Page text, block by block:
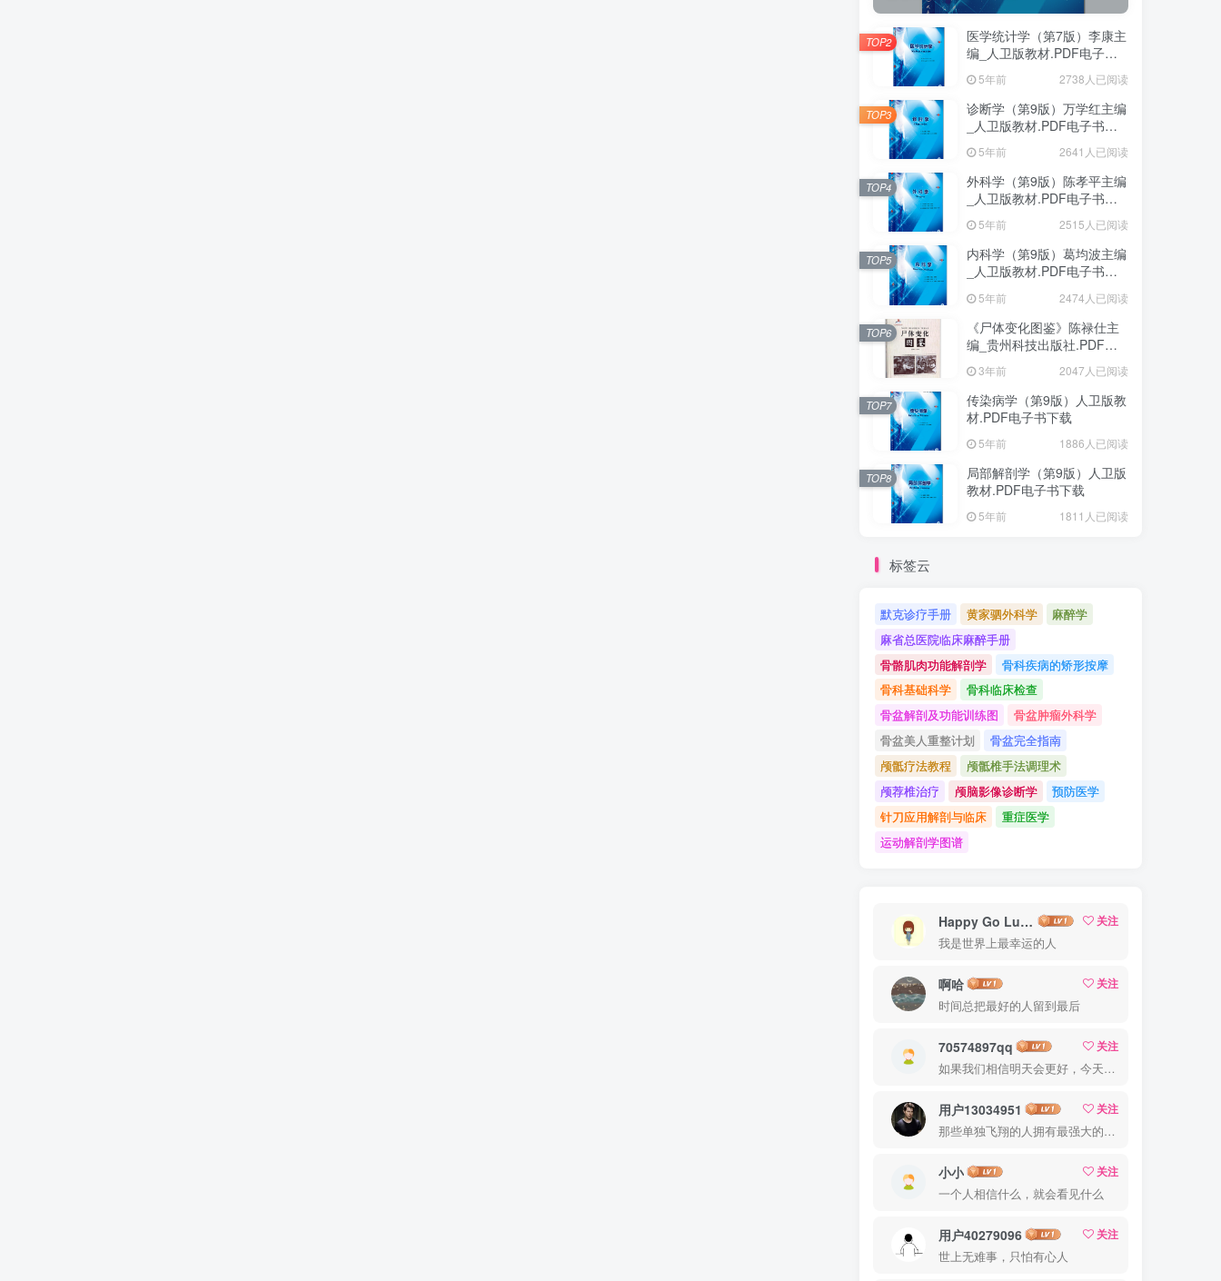
医学统计学（第7版）李康主
编_人卫版教材.PDF电子书
下载5年前 2738人已阅读
TOP2
诊断学（第9版）万学红主编
_人卫版教材.PDF电子书下
载 5年前 2641人已阅读
TOP3
外科学（第9版）陈孝平主编
_人卫版教材.PDF电子书下
载 5年前 2515人已阅读
TOP4
内科学（第9版）葛均波主编
_人卫版教材.PDF电子书下
5年前 2474人已阅读
TOP5
《尸体变化图鉴》陈禄仕主
编_贵州科技出版社.PDF电
3年前 2047人已阅读
TOP6
传染病学（第9版）人卫版教
材.PDF电子书下载
5年前 1886人已阅读
TOP7
局部解剖学（第9版）人卫版
教材.PDF电子书下载
5年前 1811人已阅读
TOP8
标签云
默克诊疗手册 黄家驷外科学
麻醉学
麻省总医院临床麻醉手册
骨骼肌肉功能解剖学
骨科疾病的矫形按摩
骨科基础科学
骨科临床检查
骨盆解剖及功能训练图
骨盆肿瘤外科学
骨盆美人重整计划
骨盆完全指南
颅骶疗法教程
颅骶椎手法调理术
颅荐椎治疗
颅脑影像诊断学
预防医学
针刀应用解剖与临床
重症医学
运动解剖学图谱
Happy Go Lucky
关注
我是世界上最幸运的人
啊哈
关注
时间总把最好的人留到最后
70574897qq
关注
如果我们相信明天会更好，今天就能承受艰辛
用户13034951
关注
那些单独飞翔的人拥有最强大的翅膀
小小
关注
一个人相信什么，就会看见什么
用户40279096
关注
世上无难事，只怕有心人